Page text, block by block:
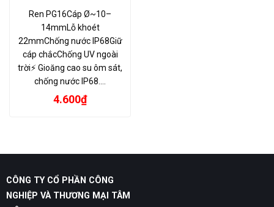
Ren PG16Cáp Ø~10–
14mmLỗ khoét
22mmChống nước IP68Giữ
cáp chắcChống UV ngoài
trời⚡ Gioăng cao su ôm sát,
chống nước IP68.…
4.600₫
CÔNG TY CỔ PHẦN CÔNG
NGHIỆP VÀ THƯƠNG MẠI TÂM